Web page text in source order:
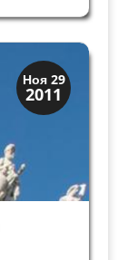
права
в
Ноя 29
2011